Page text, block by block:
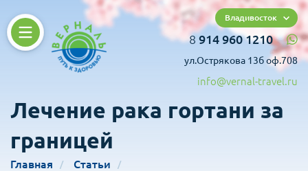
Владивосток
8 914 960 1210
ул.Острякова 13б оф.708
info@vernal-travel.ru
Лечение рака гортани за
границей
Главная
Статьи